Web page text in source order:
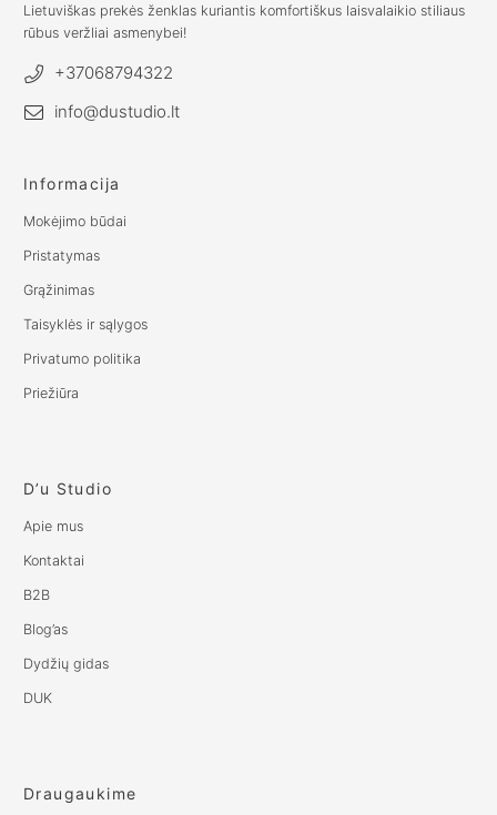
Lietuviškas prekės ženklas kuriantis komfortiškus laisvalaikio stiliaus
rūbus veržliai asmenybei!
+37068794322
info@dustudio.lt
Informacija
Mokėjimo būdai
Pristatymas
Grąžinimas
Taisyklės ir sąlygos
Privatumo politika
Priežiūra
D’u Studio
Apie mus
Kontaktai
B2B
Blog’as
Dydžių gidas
DUK
Draugaukime